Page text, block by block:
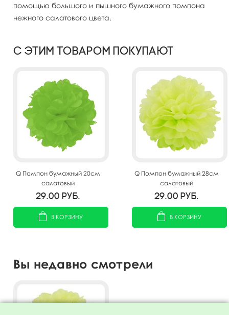
помощью большого и пышного бумажного помпона
нежного салатового цвета.
С этим товаром покупают
Q Помпон бумажный 20см
салатовый
29.00 руб.
В КОРЗИНУ
Q Помпон бумажный 28см
салатовый
29.00 руб.
В КОРЗИНУ
Вы недавно смотрели